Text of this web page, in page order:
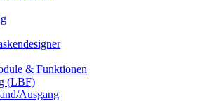
& Funktionen
(LBF)
Ausgang